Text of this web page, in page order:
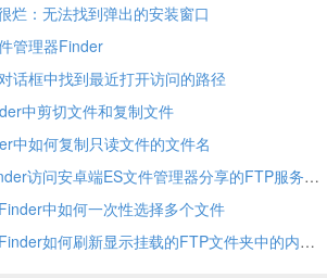
烂：无法找到弹出的安装窗口
管理器Finder
话框中找到最近打开访问的路径
中剪切文件和复制文件
中如何复制只读文件的文件名
【未解决】Mac的Finder访问安卓端ES文件管理器分享的FTP服务器极其不稳定
中如何一次性选择多个文件
【基本解决】Mac中Finder如何刷新显示挂载的FTP文件夹中的内容